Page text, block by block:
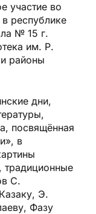
участие во
республике
№ 15 г.
им. Р.
районы
дни,
посвящённая
в
традиционные
С.
Э.
Фазу